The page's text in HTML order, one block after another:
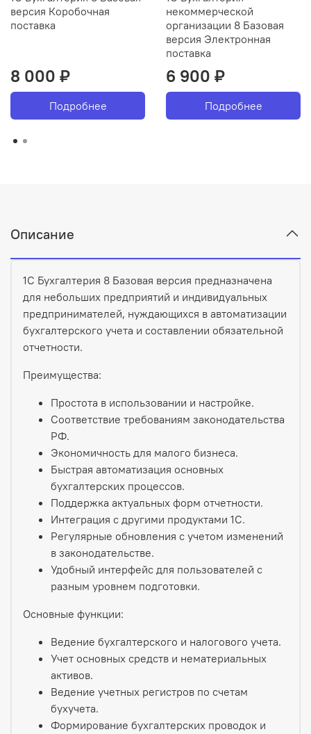
версия Коробочная
поставка
8 000 ₽
Подробнее
некоммерческой
организации 8 Базовая
версия Электронная
поставка
6 900 ₽
Подробнее
Описание
1С Бухгалтерия 8 Базовая версия предназначена
для небольших предприятий и индивидуальных
предпринимателей, нуждающихся в автоматизации
бухгалтерского учета и составлении обязательной
отчетности.
Преимущества:
Простота в использовании и настройке.
Соответствие требованиям законодательства
РФ.
Экономичность для малого бизнеса.
Быстрая автоматизация основных
бухгалтерских процессов.
Поддержка актуальных форм отчетности.
Интеграция с другими продуктами 1С.
Регулярные обновления с учетом изменений
в законодательстве.
Удобный интерфейс для пользователей с
разным уровнем подготовки.
Основные функции:
Ведение бухгалтерского и налогового учета.
Учет основных средств и нематериальных
активов.
Ведение учетных регистров по счетам
бухучета.
Формирование бухгалтерских проводок и